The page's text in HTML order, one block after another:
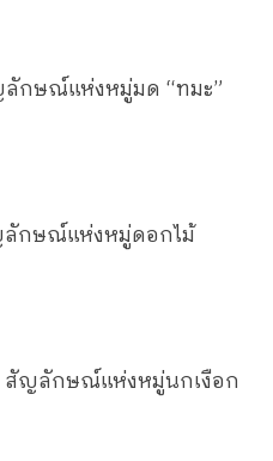
กษณ์แห่งหมู่มด “ทมะ”
ลักษณ์แห่งหมู่ดอกไม้
สัญลักษณ์แห่งหมู่นกเงือก